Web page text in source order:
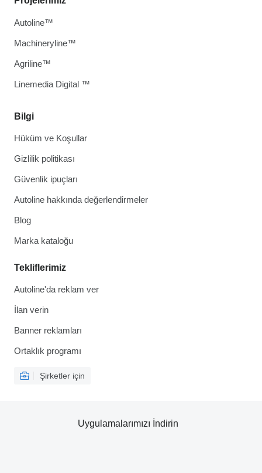
Bilgi
Hüküm ve Koşullar
Gizlilik politikası
Güvenlik ipuçları
Autoline hakkında değerlendirmeler
Blog
Marka kataloğu
Tekliflerimiz
Autoline'da reklam ver
İlan verin
Banner reklamları
Ortaklık programı
Şirketler için
Autoline™
Machineryline™
Agriline™
Linemedia Digital ™
Uygulamalarımızı İndirin